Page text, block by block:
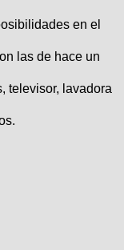
en el
las de hace un
televisor, lavadora